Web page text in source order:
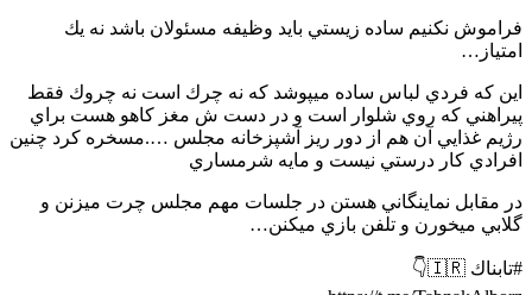
فراموش نكنيم ساده زيستي بايد وظيفه مسئولان باشد نه يك
امتياز…
اين كه فردي لباس ساده ميپوشد كه نه چرك است نه چروك فقط
پيراهني كه روي شلوار است و در دست ش مغز كاهو هست براي
رژيم غذايي آن هم از دور ريز آشپزخانه مجلس ….مسخره كرد چنين
افرادي كار درستي نيست و مايه شرمساري
در مقابل نماينگاني هستن در جلسات مهم مجلس چرت ميزنن و
گلابي ميخورن و تلفن بازي ميكنن…
#تابناك 🇮🇷👇